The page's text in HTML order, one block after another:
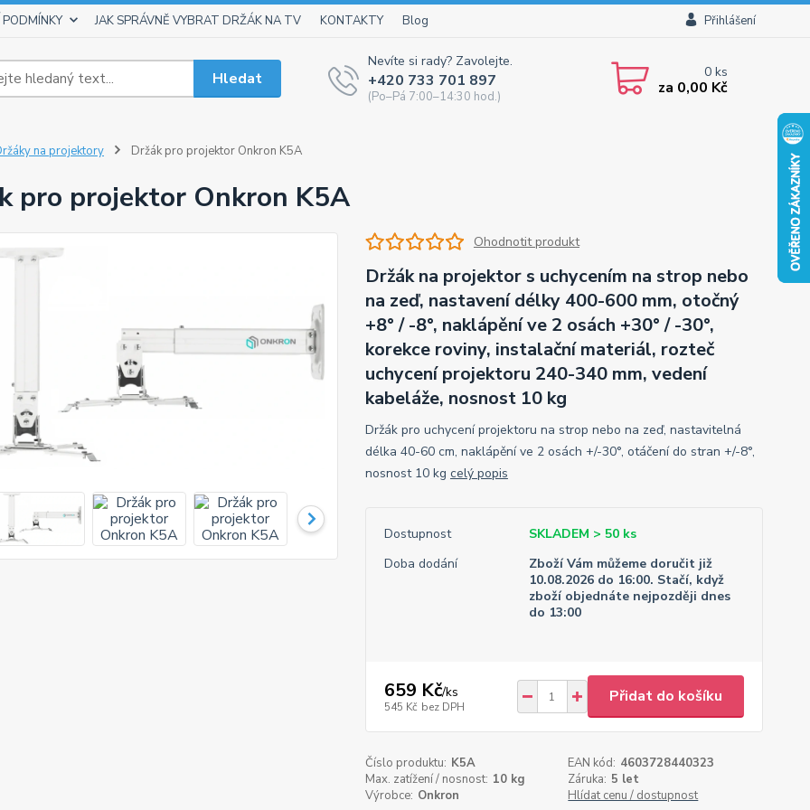
JAK SPRÁVNĚ VYBRAT DRŽÁK NA TV KONTAKTY Blog Přihlášení
Hledat
Nevíte si rady? Zavolejte.
+420 733 701 897
(Po–Pá 7:00–14:30 hod.)
0ks
za 0,00 Kč
na projektory Držák pro projektor Onkron K5A
pro projektor Onkron K5A
Ohodnotit produkt
Držák na projektor s uchycením na strop nebo
na zeď, nastavení délky 400-600 mm, otočný
+8° / -8°, naklápění ve 2 osách +30° / -30°,
korekce roviny, instalační materiál, rozteč
uchycení projektoru 240-340 mm, vedení
kabeláže, nosnost 10 kg
Držák pro uchycení projektoru na strop nebo na zeď, nastavitelná
délka 40-60 cm, naklápění ve 2 osách +/-30°, otáčení do stran +/-8°,
nosnost 10 kg celý popis
Dostupnost
SKLADEM > 50 ks
Doba dodání
Zboží Vám můžeme doručit již
10.08.2026 do 16:00. Stačí, když
zboží objednáte nejpozději dnes
do 13:00
659 Kč/ks
545 Kč bez DPH
Přidat do košíku
Číslo produktu: K5A EAN kód: 4603728440323
Max. zatížení / nosnost: 10 kg Záruka: 5 let
Výrobce: Onkron Hlídat cenu / dostupnost